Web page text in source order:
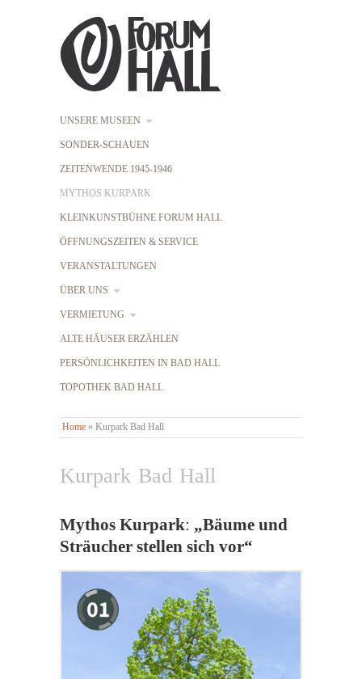
UNSERE MUSEEN
SONDER-SCHAUEN
ZEITENWENDE 1945-1946
MYTHOS KURPARK
KLEINKUNSTBÜHNE FORUM HALL
ÖFFNUNGSZEITEN & SERVICE
VERANSTALTUNGEN
ÜBER UNS
VERMIETUNG
ALTE HÄUSER ERZÄHLEN
PERSÖNLICHKEITEN IN BAD HALL
TOPOTHEK BAD HALL
Home » Kurpark Bad Hall
Kurpark Bad Hall
Mythos Kurpark: „Bäume und
Sträucher stellen sich vor“